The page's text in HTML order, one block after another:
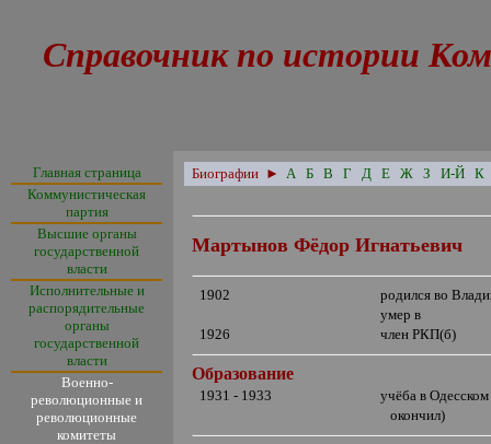
Справочник по истории
Главная страница
Коммунистическая
партия
Высшие органы
государственной
власти
Исполнительные и
распорядительные
органы
государственной
власти
Военно-
революционные и
революционные
комитеты
Биографии ► А Б В Г Д Е Ж З И-Й К
Мартынов Фёдор Игнатьевич
1902
родился во
умер в
1926
член РКП(б)
Образование
1931 - 1933
учёба в
окончил)